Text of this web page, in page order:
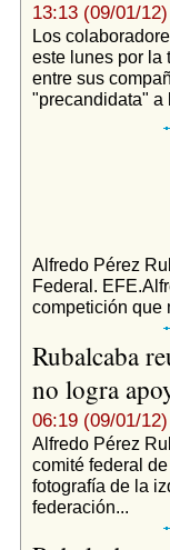
13:13 (09/01/12)
Los
este lunes por la
entre sus
"precandidata" a
Alfredo Pérez
Federal.
competición que
Rubalcaba
no logra
06:19 (09/01/12)
Alfredo Pérez
comité federal
fotografía de la
federación...